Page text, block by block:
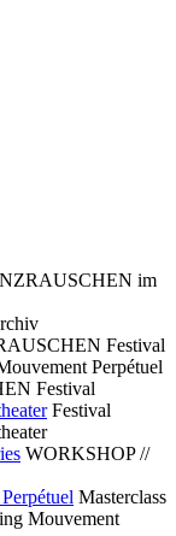
im
Festival
Perpétuel
Festival
Festival
WORKSHOP //
Masterclass
Mouvement